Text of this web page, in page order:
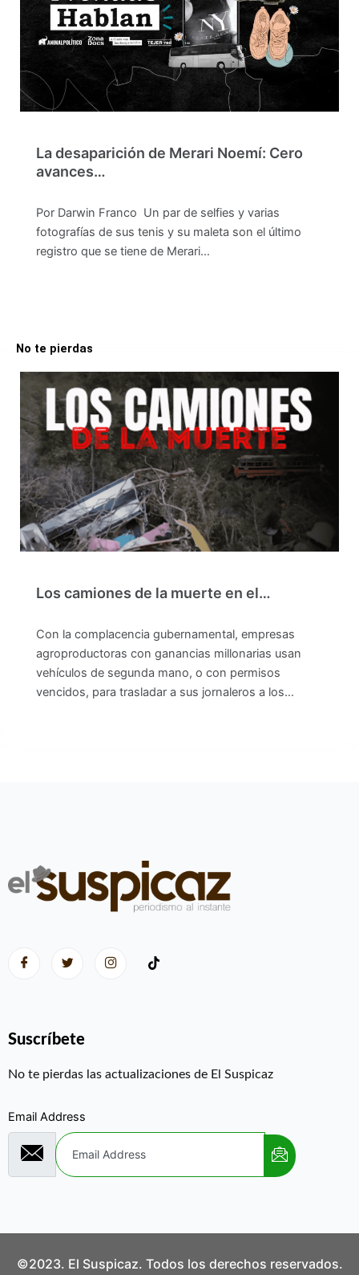
La desaparición de Merari Noemí: Cero
avances…
Por Darwin Franco Un par de selfies y varias
fotografías de sus tenis y su maleta son el último
registro que se tiene de Merari…
No te pierdas
Los camiones de la muerte en el…
Con la complacencia gubernamental, empresas
agroproductoras con ganancias millonarias usan
vehículos de segunda mano, o con permisos
vencidos, para trasladar a sus jornaleros a los…
Suscríbete
No te pierdas las actualizaciones de El Suspicaz
Email Address
©2023. El Suspicaz. Todos los derechos reservados.